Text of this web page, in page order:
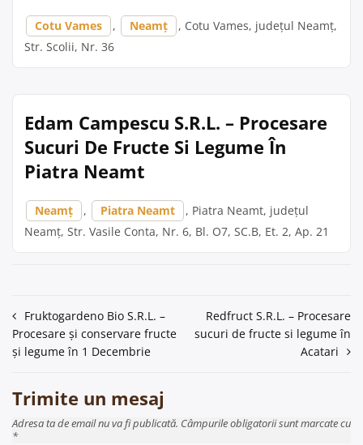
Cotu Vames , Neamț
, Cotu Vames, județul Neamț,
Str. Scolii, Nr. 36
Edam Campescu S.R.L. – Procesare
Sucuri De Fructe Si Legume În
Piatra Neamt
Neamț , Piatra Neamt
, Piatra Neamt, județul
Neamț, Str. Vasile Conta, Nr. 6, Bl. O7, SC.B, Et. 2, Ap. 21
Navigare
în
Fruktogardeno Bio S.R.L. –
Procesare și conservare fructe
și legume în 1 Decembrie
Redfruct S.R.L. – Procesare
sucuri de fructe si legume în
Acatari
Trimite un mesaj
Adresa ta de email nu va fi publicată. Câmpurile obligatorii sunt marcate cu
*